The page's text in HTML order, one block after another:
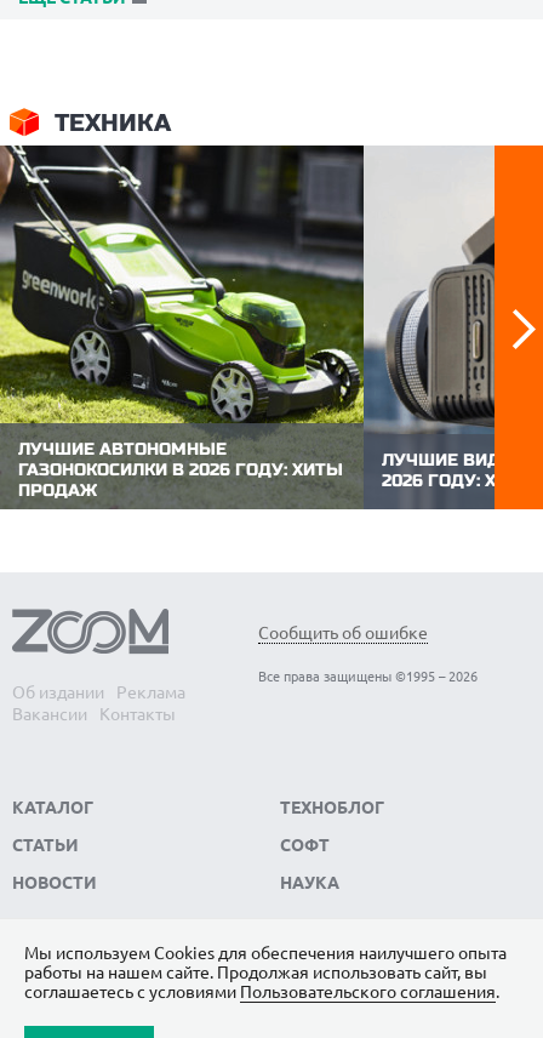
ТЕХНИКА
ЛУЧШИЕ АВТОНОМНЫЕ
ГАЗОНОКОСИЛКИ В 2026 ГОДУ: ХИТЫ
ПРОДАЖ
Аккумуляторные газонокосилки не
ZOOM.CNews выбрала самые популярные
модели автономных газонокосилок,
которые...
ЛУЧШИЕ
2026 ГОДУ:
пользуются...
Об издании
Реклама
Вакансии
Контакты
Сообщить об ошибке
Все права защищены ©1995 – 2026
КАТАЛОГ
СТАТЬИ
НОВОСТИ
ТЕХНОБЛОГ
СОФТ
НАУКА
ПОДПИШИТЕСЬ НА НАС
ЯНДЕКС.ДЗЕН
Мы используем Сookies для обеспечения наилучшего опыта
работы на нашем сайте. Продолжая использовать сайт, вы
соглашаетесь с условиями Пользовательского соглашения.